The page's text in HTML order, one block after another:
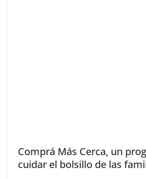
Comprá Más Cerca, un
cuidar el bolsillo de las